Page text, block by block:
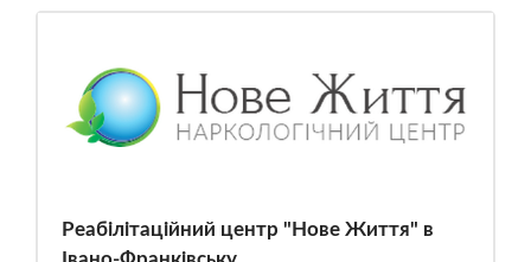
Реабілітаційний центр "Нове Життя" в